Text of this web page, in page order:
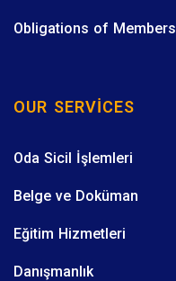
Obligations of Members
OUR SERVICES
Oda Sicil İşlemleri
Belge ve Doküman
Eğitim Hizmetleri
Danışmanlık